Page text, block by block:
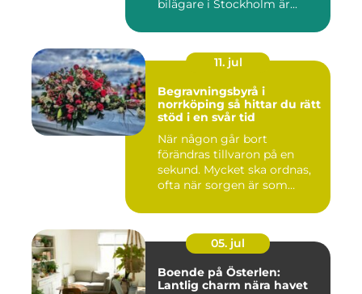
bilägare i Stockholm är...
11. jul
Begravningsbyrå i
norrköping så hittar du rätt
stöd i en svår tid
När någon går bort
förändras tillvaron på en
sekund. Mycket ska ordnas,
ofta när sorgen är som
05. jul
Boende på Österlen:
Lantlig charm nära havet